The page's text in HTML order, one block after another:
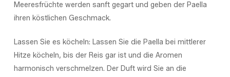
Meeresfrüchte werden sanft gegart und geben der Paella
ihren köstlichen Geschmack.
Lassen Sie es köcheln: Lassen Sie die Paella bei mittlerer
Hitze köcheln, bis der Reis gar ist und die Aromen
harmonisch verschmelzen. Der Duft wird Sie an die